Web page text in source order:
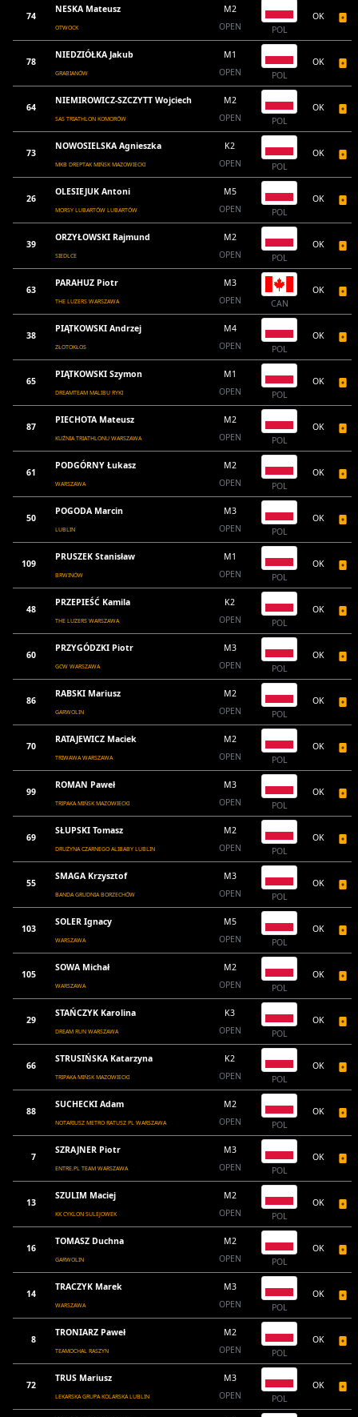
74
NESKA Mateusz
OTWOCK
M2
OPEN
POL
OK
78
NIEDZIÓŁKA Jakub
GRABIANÓW
M1
OPEN
POL
OK
64
NIEMIROWICZ-SZCZYTT Wojciech
SAS TRIATHLON KOMORÓW
M2
OPEN
POL
OK
73
NOWOSIELSKA Agnieszka
MKB DREPTAK MIŃSK MAZOWIECKI
K2
OPEN
POL
OK
26
OLESIEJUK Antoni
MORSY LUBARTÓW LUBARTÓW
M5
OPEN
POL
OK
39
ORZYŁOWSKI Rajmund
SIEDLCE
M2
OPEN
POL
OK
63
PARAHUZ Piotr
THE LUZERS WARSZAWA
M3
OPEN
CAN
OK
38
PIĄTKOWSKI Andrzej
ZŁOTOKŁOS
M4
OPEN
POL
OK
65
PIĄTKOWSKI Szymon
DREAMTEAM MALIBU RYKI
M1
OPEN
POL
OK
87
PIECHOTA Mateusz
KUŹNIA TRIATHLONU WARSZAWA
M2
OPEN
POL
OK
61
PODGÓRNY Łukasz
WARSZAWA
M2
OPEN
POL
OK
50
POGODA Marcin
LUBLIN
M3
OPEN
POL
OK
109
PRUSZEK Stanisław
BRWINÓW
M1
OPEN
POL
OK
48
PRZEPIEŚĆ Kamila
THE LUZERS WARSZAWA
K2
OPEN
POL
OK
60
PRZYGÓDZKI Piotr
GCW WARSZAWA
M3
OPEN
POL
OK
86
RABSKI Mariusz
GARWOLIN
M2
OPEN
POL
OK
70
RATAJEWICZ Maciek
TRIWAWA WARSZAWA
M2
OPEN
POL
OK
99
ROMAN Paweł
TRIPAKA MIŃSK MAZOWIECKI
M3
OPEN
POL
OK
69
SŁUPSKI Tomasz
DRUŻYNA CZARNEGO ALIBABY LUBLIN
M2
OPEN
POL
OK
55
SMAGA Krzysztof
BANDA GRUDNIA BORZECHÓW
M3
OPEN
POL
OK
103
SOLER Ignacy
WARSZAWA
M5
OPEN
POL
OK
105
SOWA Michał
WARSZAWA
M2
OPEN
POL
OK
29
STAŃCZYK Karolina
DREAM RUN WARSZAWA
K3
OPEN
POL
OK
66
STRUSIŃSKA Katarzyna
TRIPAKA MIŃSK MAZOWIECKI
K2
OPEN
POL
OK
88
SUCHECKI Adam
NOTARIUSZ METRO RATUSZ PL WARSZAWA
M2
OPEN
POL
OK
7
SZRAJNER Piotr
ENTRE.PL TEAM WARSZAWA
M3
OPEN
POL
OK
13
SZULIM Maciej
KK CYKLON SULEJOWEK
M2
OPEN
POL
OK
16
TOMASZ Duchna
GARWOLIN
M2
OPEN
POL
OK
14
TRACZYK Marek
WARSZAWA
M3
OPEN
POL
OK
8
TRONIARZ Paweł
TEAMOCHAL RASZYN
M2
OPEN
POL
OK
72
TRUS Mariusz
LEKARSKA GRUPA KOLARSKA LUBLIN
M3
OPEN
POL
OK